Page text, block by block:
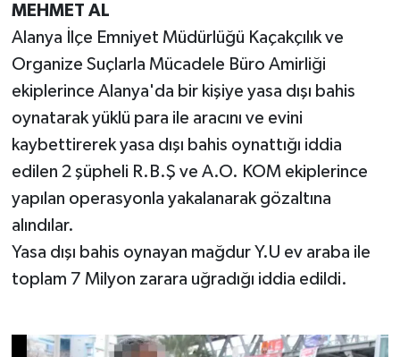
MEHMET AL
Alanya İlçe Emniyet Müdürlüğü Kaçakçılık ve
Organize Suçlarla Mücadele Büro Amirliği
ekiplerince Alanya'da bir kişiye yasa dışı bahis
oynatarak yüklü para ile aracını ve evini
kaybettirerek yasa dışı bahis oynattığı iddia
edilen 2 şüpheli R.B.Ş ve A.O. KOM ekiplerince
yapılan operasyonla yakalanarak gözaltına
alındılar.
Yasa dışı bahis oynayan mağdur Y.U ev araba ile
toplam 7 Milyon zarara uğradığı iddia edildi.